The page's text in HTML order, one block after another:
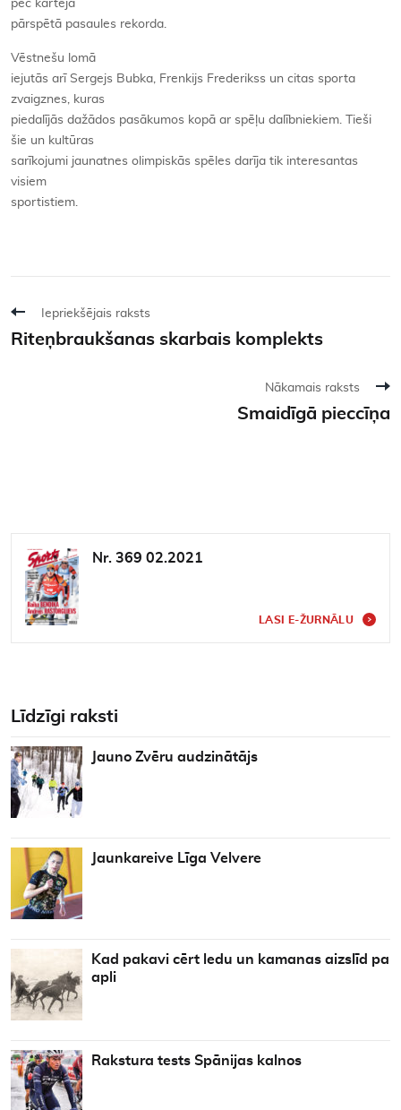
pēc kārtējā
pārspētā pasaules rekorda.
Vēstnešu lomā
iejutās arī Sergejs Bubka, Frenkijs Frederikss un citas sporta
zvaigznes, kuras
piedalījās dažādos pasākumos kopā ar spēļu dalībniekiem. Tieši
šie un kultūras
sarīkojumi jaunatnes olimpiskās spēles darīja tik interesantas
visiem
sportistiem.
Iepriekšējais raksts
Riteņbraukšanas skarbais komplekts
Nākamais raksts
Smaidīgā pieccīņa
Nr. 369 02.2021
LASI E-ŽURNĀLU
Līdzīgi raksti
Jauno Zvēru audzinātājs
Jaunkareive Līga Velvere
Kad pakavi cērt ledu un kamanas aizslīd pa
apli
Rakstura tests Spānijas kalnos